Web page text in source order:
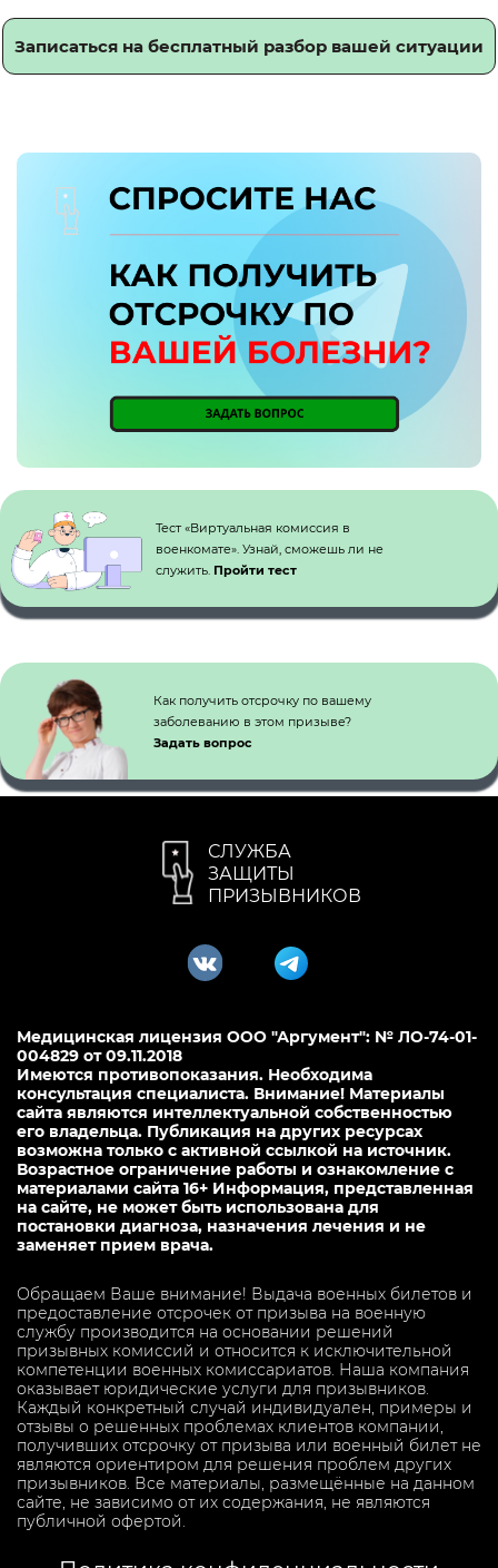
Записаться на бесплатный разбор вашей ситуации
Тест «Виртуальная комиссия в
военкомате». Узнай, сможешь ли не
служить. Пройти тест
Как получить отсрочку по вашему
заболеванию в этом призыве?
Задать вопрос
СЛУЖБА
ЗАЩИТЫ
ПРИЗЫВНИКОВ
Медицинская лицензия ООО "Аргумент": № ЛО-74-01-
004829 от 09.11.2018
Имеются противопоказания. Необходима
консультация специалиста. Внимание! Материалы
сайта являются интеллектуальной собственностью
его владельца. Публикация на других ресурсах
возможна только с активной ссылкой на источник.
Возрастное ограничение работы и ознакомление с
материалами сайта 16+ Информация, представленная
на сайте, не может быть использована для
постановки диагноза, назначения лечения и не
заменяет прием врача.
Обращаем Ваше внимание! Выдача военных билетов и
предоставление отсрочек от призыва на военную
службу производится на основании решений
призывных комиссий и относится к исключительной
компетенции военных комиссариатов. Наша компания
оказывает юридические услуги для призывников.
Каждый конкретный случай индивидуален, примеры и
отзывы о решенных проблемах клиентов компании,
получивших отсрочку от призыва или военный билет не
являются ориентиром для решения проблем других
призывников. Все материалы, размещённые на данном
сайте, не зависимо от их содержания, не являются
публичной офертой.